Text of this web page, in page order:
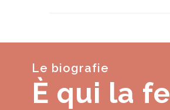
Le biografie
È qui la